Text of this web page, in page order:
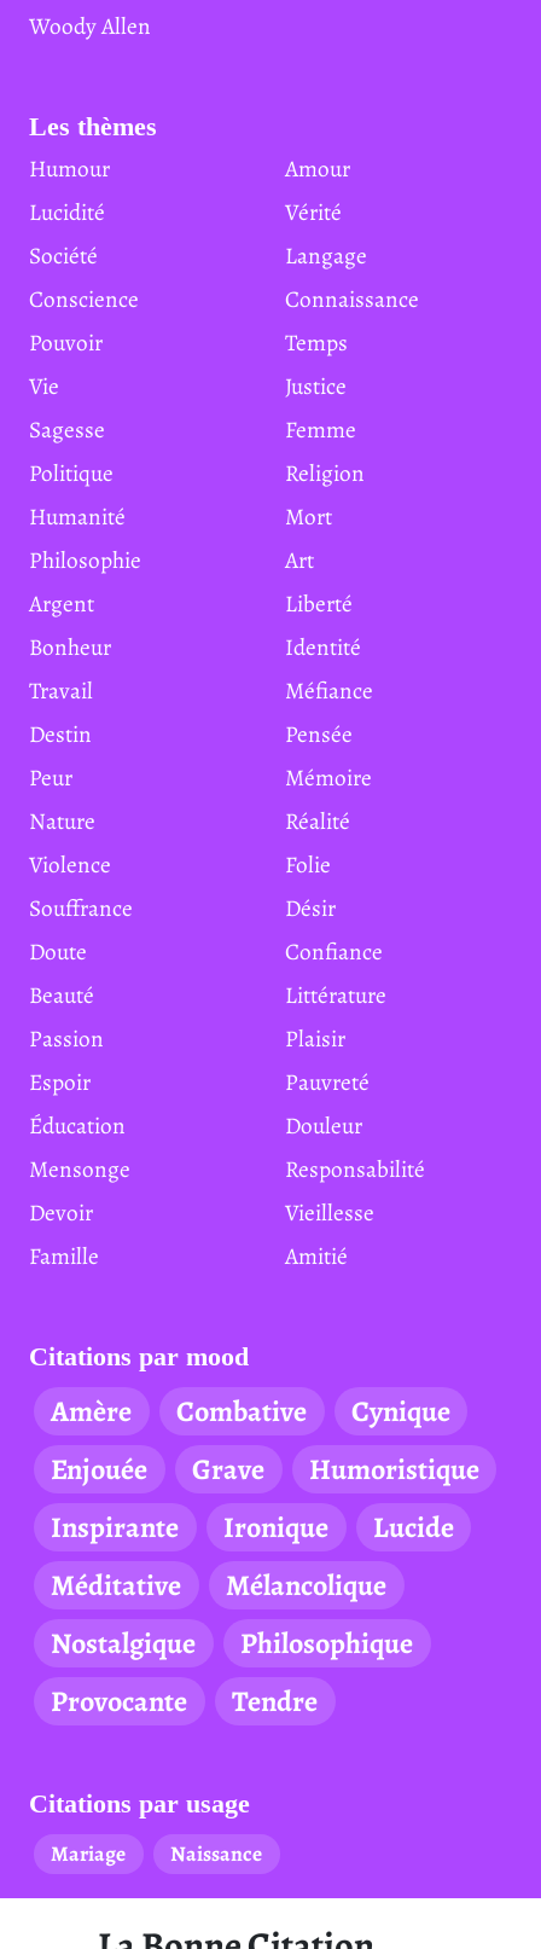
Woody Allen
Les thèmes
Humour
Amour
Lucidité
Vérité
Société
Langage
Conscience
Connaissance
Pouvoir
Temps
Vie
Justice
Sagesse
Femme
Politique
Religion
Humanité
Mort
Philosophie
Art
Argent
Liberté
Bonheur
Identité
Travail
Méfiance
Destin
Pensée
Peur
Mémoire
Nature
Réalité
Violence
Folie
Souffrance
Désir
Doute
Confiance
Beauté
Littérature
Passion
Plaisir
Espoir
Pauvreté
Éducation
Douleur
Mensonge
Responsabilité
Devoir
Vieillesse
Famille
Amitié
Citations par mood
Amère Combative
Cynique
Enjouée
Grave
Humoristique
Inspirante
Ironique
Lucide
Méditative
Mélancolique
Nostalgique
Philosophique
Provocante
Tendre
Citations par usage
Mariage
Naissance